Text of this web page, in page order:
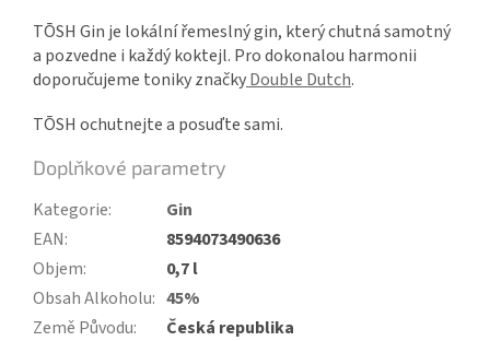
TŌSH Gin je lokální řemeslný gin, který chutná samotný
a pozvedne i každý koktejl. Pro dokonalou harmonii
doporučujeme toniky značkyDouble Dutch.
TŌSH ochutnejte a posuďte sami.
Doplňkové parametry
Kategorie:
Gin
EAN:
8594073490636
Objem:
0,7 l
Obsah Alkoholu: 45%
Země Původu:
Česká republika